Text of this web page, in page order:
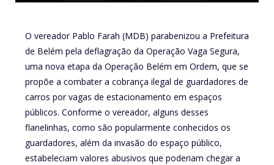
O vereador Pablo Farah (MDB) parabenizou a Prefeitura
de Belém pela deflagração da Operação Vaga Segura,
uma nova etapa da Operação Belém em Ordem, que se
propõe a combater a cobrança ilegal de guardadores de
carros por vagas de estacionamento em espaços
públicos. Conforme o vereador, alguns desses
flanelinhas, como são popularmente conhecidos os
guardadores, além da invasão do espaço público,
estabeleciam valores abusivos que poderiam chegar a